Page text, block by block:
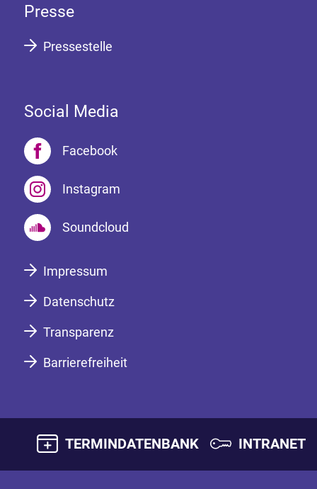
Presse
Pressestelle
Social Media
Facebook
Instagram
Soundcloud
Impressum
Datenschutz
Transparenz
Barrierefreiheit
TERMINDATENBANK INTRANET